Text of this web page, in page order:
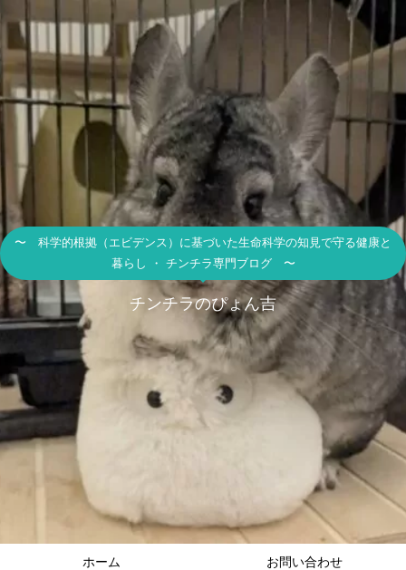
〜 科学的根拠（エビデンス）に基づいた生命科学の知見で守る健康と
暮らし ・ チンチラ専門ブログ 〜
チンチラのぴょん吉
ホーム お問い合わせ